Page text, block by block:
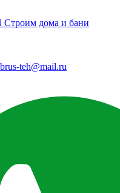
Строим дома и бани
brus-teh@mail.ru